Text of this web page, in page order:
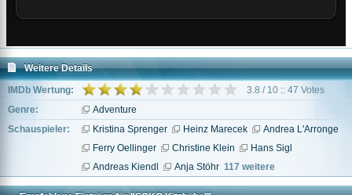
Weitere Details
IMDb Wertung:
3.8 / 10 :: 47 Votes
Genre:
Adventure
Schauspieler:
Kristina Sprenger Heinz Marecek
Andrea L'Arronge
Ferry Oellinger
Christine Klein
Hans Sigl
Andreas Kiendl
Anja Stöhr 117 weitere